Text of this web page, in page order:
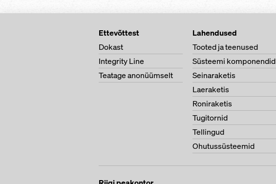
Ettevõttest
Dokast
Integrity Line
Teatage anonüümselt
Lahendused
Tooted ja teenused
Süsteemi komponendid
Seinaraketis
Laeraketis
Roniraketis
Tugitornid
Tellingud
Ohutussüsteemid